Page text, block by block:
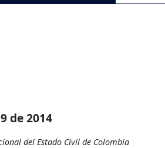
de 2014
del Estado Civil de Colombia